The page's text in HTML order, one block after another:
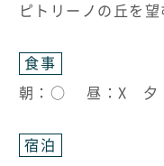
ピトリーノの丘を
食事
朝：○ 昼：X 夕
宿泊